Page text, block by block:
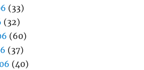
(33)
(32)
(60)
(37)
(40)